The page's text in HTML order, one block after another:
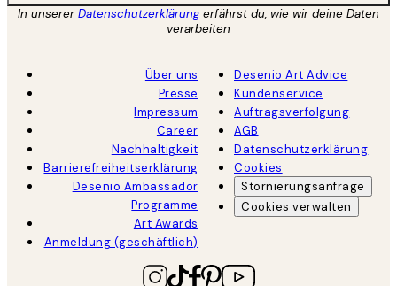
In unsererDatenschutzerklärungerfährst du, wie wir deine Daten
verarbeiten
Über uns
Presse
Impressum
Career
Nachhaltigkeit
Barrierefreiheitserklärung
Desenio Ambassador
Programme
Art Awards
Anmeldung (geschäftlich)
Desenio Art Advice
Kundenservice
Auftragsverfolgung
AGB
Datenschutzerklärung
Cookies
Stornierungsanfrage
Cookies verwalten